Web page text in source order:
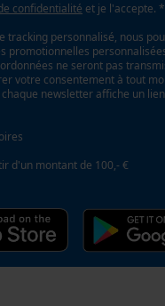
confidentialité et je l'accepte. *
tracking personnalisé, nous
promotionnelles
ne seront pas
votre consentement à tout
newsletter affiche un
d'un montant de 100,- €